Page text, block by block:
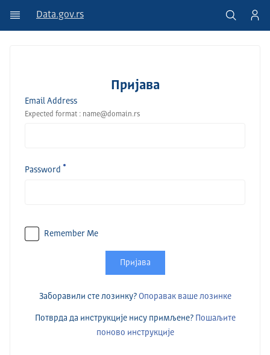
Data.gov.rs
Пријава
Email Address
Expected format : name@domain.rs
Password
Remember Me
Пријава
Заборавили сте лозинку? Опоравак ваше лозинке
Потврда да инструкције нису примљене?
Пошаљите
поново инструкције